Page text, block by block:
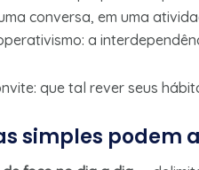
conversa, em uma
a
que tal rever seus
simples podem